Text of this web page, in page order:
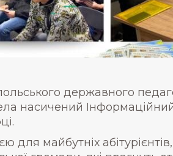
державного
насичений
для майбутніх